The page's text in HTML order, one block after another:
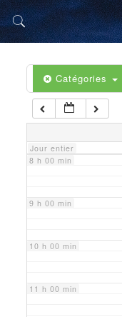
Catégories
Jour entier
5 h 00 min
6 h 00 min
7 h 00 min
8 h 00 min
9 h 00 min
10 h 00 min
11 h 00 min